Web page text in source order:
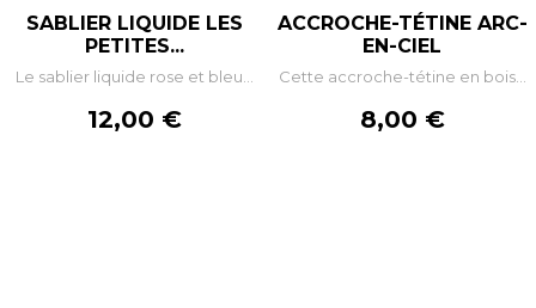
SABLIER LIQUIDE LES
PETITES...
Le sablier liquide rose et bleu...
Prix
12,00 €
ACCROCHE-TÉTINE ARC-
EN-CIEL
Cette accroche-tétine en bois...
Prix
8,00 €